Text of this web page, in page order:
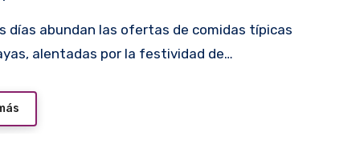
alentadas por la festividad de…